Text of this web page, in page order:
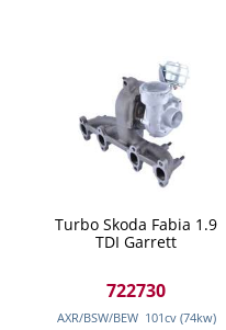
Turbo Skoda Fabia 1.9
TDI Garrett
722730
AXR/BSW/BEW 101cv (74kw)